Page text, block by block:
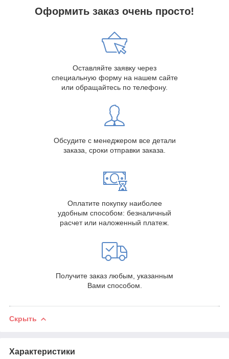
Оформить заказ очень просто!
Оставляйте заявку через
специальную форму на нашем сайте
или обращайтесь по телефону.
Обсудите с менеджером все детали
заказа, сроки отправки заказа.
Оплатите покупку наиболее
удобным способом: безналичный
расчет или наложенный платеж.
Получите заказ любым, указанным
Вами способом.
Скрыть
Характеристики